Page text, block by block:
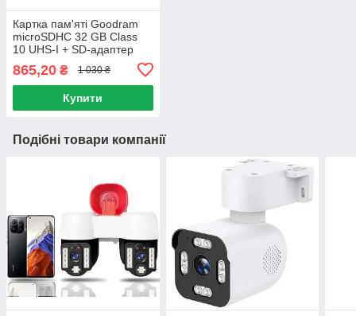
Картка пам'яті Goodram
microSDHC 32 GB Class
10 UHS-I + SD-адаптер
865,20 ₴ 1 030 ₴
Купити
Подібні товари компанії